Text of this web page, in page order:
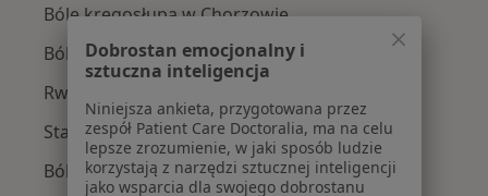
Bóle kręgosłupa w Chorzowie
Ból barku w Chorzowie
Rwa kulszowa w Chorzowie
Stany pourazowe w Chorzowie
Ból biodra w Chorzowie
Dobrostan emocjonalny i
sztuczna inteligencja
Niniejsza ankieta, przygotowana przez
zespół Patient Care Doctoralia, ma na celu
lepsze zrozumienie, w jaki sposób ludzie
korzystają z narzędzi sztucznej inteligencji
jako wsparcia dla swojego dobrostanu